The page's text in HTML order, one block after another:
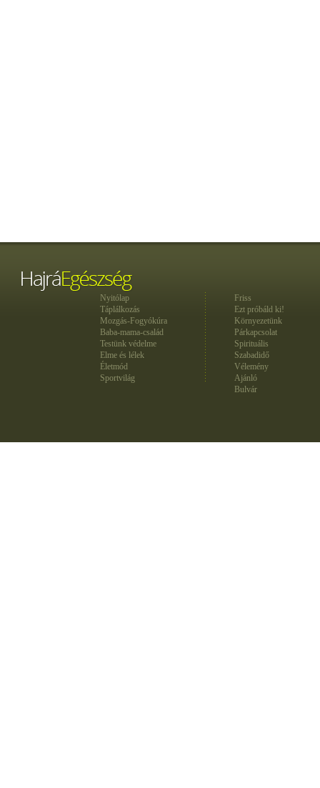
Nyitólap
Táplálkozás
Mozgás-Fogyókúra
Baba-mama-család
Testünk védelme
Elme és lélek
Életmód
Sportvilág
Friss
Ezt próbáld ki!
Környezetünk
Párkapcsolat
Spirituális
Szabadidő
Vélemény
Ajánló
Bulvár